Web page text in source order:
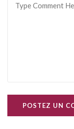
POSTEZ UN